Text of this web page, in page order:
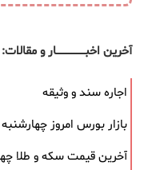
آخرین اخبــــــــــــــــــار و مقالات:
اجاره سند و وثیقه
بازار بورس امروز چهارشنبه – ۲۹ آذر
آخرین قیمت سکه و طلا چهارشنبه